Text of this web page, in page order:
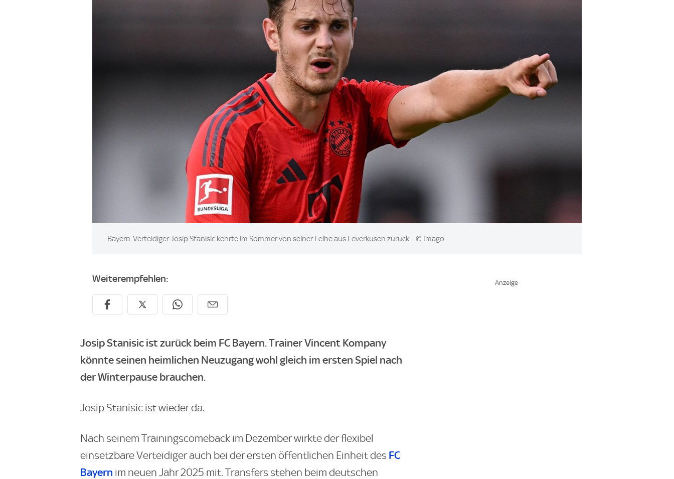
Image:
Bayern-Verteidiger Josip Stanisic kehrte im Sommer von seiner Leihe aus Leverkusen zurück. © Imago
Weiterempfehlen:
Josip Stanisic ist zurück beim FC Bayern. Trainer Vincent Kompany
könnte seinen heimlichen Neuzugang wohl gleich im ersten Spiel nach
der Winterpause brauchen.
Josip Stanisic ist wieder da.
Nach seinem Trainingscomeback im Dezember wirkte der flexibel
einsetzbare Verteidiger auch bei der ersten öffentlichen Einheit des FC
Bayern im neuen Jahr 2025 mit. Transfers stehen beim deutschen